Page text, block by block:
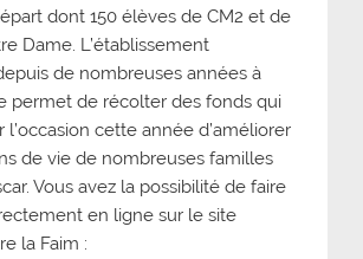
dont 150 élèves de CM2 et de
Dame. L’établissement
de nombreuses années à
permet de récolter des fonds qui
cette année d’améliorer
de vie de nombreuses familles
Vous avez la possibilité de faire
en ligne sur le site
la Faim :